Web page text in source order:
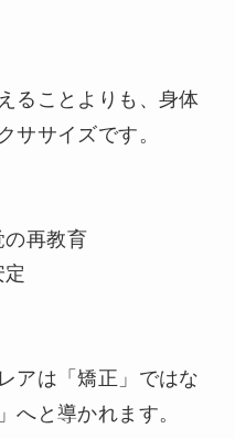
ることよりも、身体
ササイズです。
の再教育
アは「矯正」ではな
へと導かれます。